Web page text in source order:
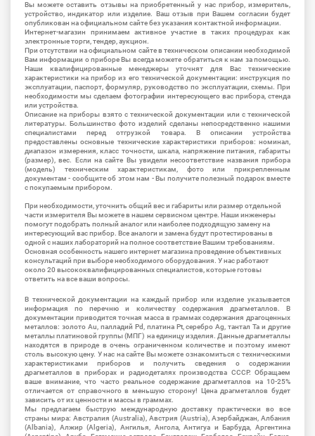
Вы можете оставить отзывы на приобретенный у нас прибор, измеритель,
устройство, индикатор или изделие. Ваш отзыв при Вашем согласии будет
опубликован на официальном сайте без указания контактной информации.
Интернет-магазин принимаем активное участие в таких процедурах как
электронные торги, тендер, аукцион.
При отсутствии на официальном сайте в техническом описании необходимой
Вам информации о приборе Вы всегда можете обратиться к нам за помощью.
Наши квалифицированные менеджеры уточнят для Вас технические
характеристики на прибор из его технической документации: инструкция по
эксплуатации, паспорт, формуляр, руководство по эксплуатации, схемы. При
необходимости мы сделаем фотографии интересующего вас прибора, стенда
или устройства.
Описание на приборы взято с технической документации или с технической
литературы. Большинство фото изделий сделаны непосредственно нашими
специалистами перед отгрузкой товара. В описании устройства
предоставлены основные технические характеристики приборов: номинал,
диапазон измерения, класс точности, шкала, напряжение питания, габариты
(размер), вес. Если на сайте Вы увидели несоответствие названия прибора
(модель) техническим характеристикам, фото или прикрепленным
документам - сообщите об этом нам - Вы получите полезный подарок вместе
с покупаемым прибором.
При необходимости, уточнить общий вес и габариты или размер отдельной
части измерителя Вы можете в нашем сервисном центре. Наши инженеры
помогут подобрать полный аналог или наиболее подходящую замену на
интересующий вас прибор. Все аналоги и замена будут протестированы в
одной с наших лабораторий на полное соответствие Вашим требованиям.
Основная особенность нашего интернет магазина проведение объективных
консультаций при выборе необходимого оборудования. У нас работают
около 20 высококвалифицированных специалистов, которые готовы
ответить на все ваши вопросы.
В технической документации на каждый прибор или изделие указывается
информация по перечню и количеству содержания драгметаллов. В
документации приводится точная масса в граммах содержания драгоценных
металлов: золото Au, палладий Pd, платина Pt, серебро Ag, тантал Ta и другие
металлы платиновой группы (МПГ) на единицу изделия. Данные драгметаллы
находятся в природе в очень ограниченном количестве и поэтому имеют
столь высокую цену. У нас на сайте Вы можете ознакомиться с техническими
характеристиками приборов и получить сведения о содержании
драгметаллов в приборах и радиодеталях производства СССР. Обращаем
ваше внимание, что часто реальное содержание драгметаллов на 10-25%
отличается от справочного в меньшую сторону! Цена драгметаллов будет
зависить от их ценности и массы в граммах.
Мы предлагаем быструю международную доставку практически во все
страны мира: Австралия (Australia), Австрия (Austria), Азербайджан, Албания
(Albania), Алжир (Algeria), Ангилья, Ангола, Антигуа и Барбуда, Аргентина